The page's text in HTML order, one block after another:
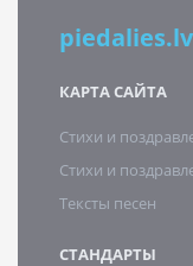
piedalies.lv
КАРТА САЙТА
Стихи и
Стихи и
Тексты песен
СТАНДАРТЫ